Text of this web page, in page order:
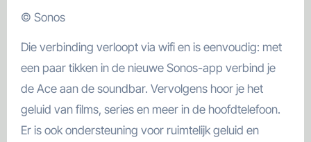
© Sonos
Die verbinding verloopt via wifi en is eenvoudig: met
een paar tikken in de nieuwe Sonos-app verbind je
de Ace aan de soundbar. Vervolgens hoor je het
geluid van films, series en meer in de hoofdtelefoon.
Er is ook ondersteuning voor ruimtelijk geluid en